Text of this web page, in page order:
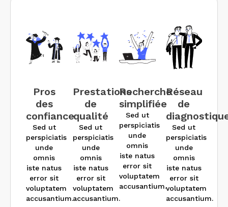
confiance
Sed ut
perspiciatis
unde
omnis
iste natus
error sit
voluptatem
accusantium.
Prestations
qualité
Sed ut
perspiciatis
unde
omnis
iste natus
error sit
voluptatem
accusantium.
Recherche
Sed ut
perspiciatis
unde
omnis
iste natus
error sit
voluptatem
accusantium.
Réseau
Sed ut
perspiciatis
unde
omnis
iste natus
error sit
voluptatem
accusantium.